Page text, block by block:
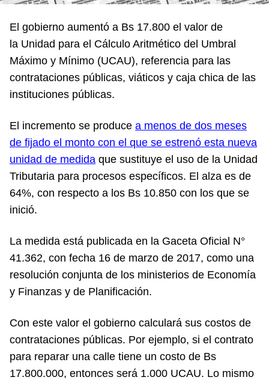
El gobierno aumentó a Bs 17.800 el valor de
la Unidad para el Cálculo Aritmético del Umbral
Máximo y Mínimo (UCAU), referencia para las
contrataciones públicas, viáticos y caja chica de las
instituciones públicas.
El incremento se produce a menos de dos meses
de fijado el monto con el que se estrenó esta nueva
unidad de medida que sustituye el uso de la Unidad
Tributaria para procesos específicos. El alza es de
64%, con respecto a los Bs 10.850 con los que se
inició.
La medida está publicada en la Gaceta Oficial N°
41.362, con fecha 16 de marzo de 2017, como una
resolución conjunta de los ministerios de Economía
y Finanzas y de Planificación.
Con este valor el gobierno calculará sus costos de
contrataciones públicas. Por ejemplo, si el contrato
para reparar una calle tiene un costo de Bs
17.800.000, entonces será 1.000 UCAU. Lo mismo